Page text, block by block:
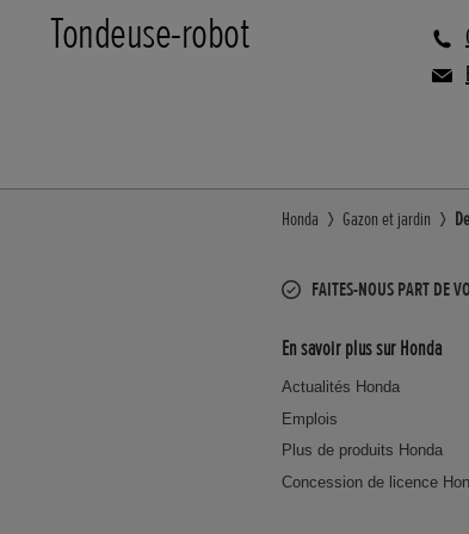
Tondeuse-robot
Honda Gazon et jardin
FAITES-NOUS PART DE
En savoir plus sur Honda
Actualités Honda
Emplois
Plus de produits Honda
Concession de licence